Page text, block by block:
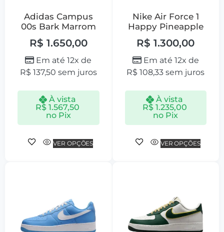
Adidas Campus
00s Bark Marrom
R$ 1.650,00
Em até 12x de
R$ 137,50 sem juros
À vista
R$1.567,50
no Pix
VER OPÇÕES
Nike Air Force 1
Happy Pineapple
R$ 1.300,00
Em até 12x de
R$ 108,33 sem juros
À vista
R$1.235,00
no Pix
VER OPÇÕES